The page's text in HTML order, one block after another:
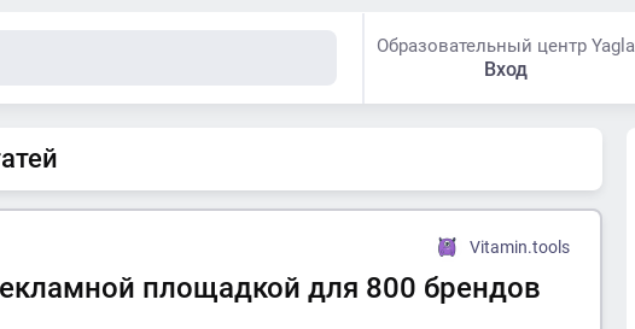
Образовательный центр Yagla
Вход
Vitamin.tools
площадкой для 800 брендов